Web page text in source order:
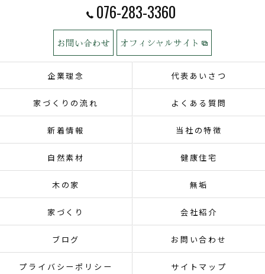
076-283-3360
お問い合わせ オフィシャルサイト
企業理念 代表あいさつ
家づくりの流れ よくある質問
新着情報 当社の特徴
自然素材 健康住宅
木の家 無垢
家づくり 会社紹介
ブログ お問い合わせ
プライバシーポリシー サイトマップ